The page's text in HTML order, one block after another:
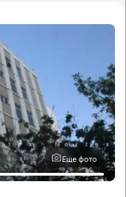
Еще фото